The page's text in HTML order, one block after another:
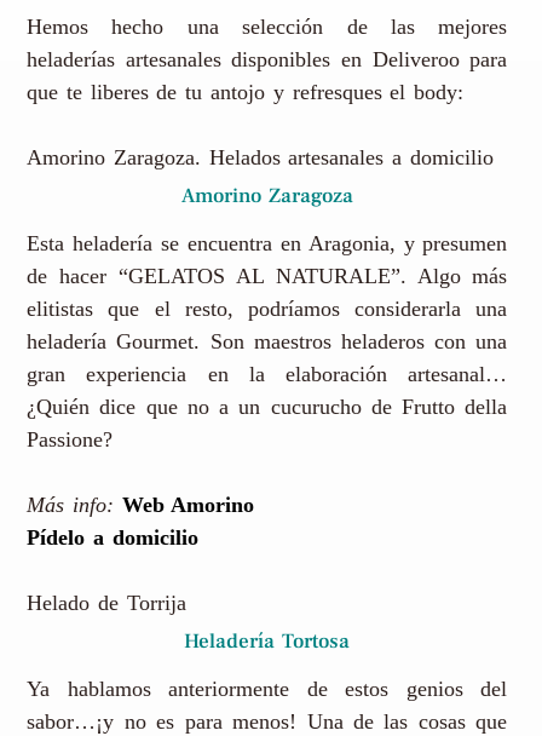
Hemos hecho una selección de las mejores
heladerías artesanales disponibles en Deliveroo para
que te liberes de tu antojo y refresques el body:
Amorino Zaragoza. Helados artesanales a domicilio
Amorino Zaragoza
Esta heladería se encuentra en Aragonia, y presumen
de hacer “GELATOS AL NATURALE”. Algo más
elitistas que el resto, podríamos considerarla una
heladería Gourmet. Son maestros heladeros con una
gran experiencia en la elaboración artesanal…
¿Quién dice que no a un cucurucho de Frutto della
Passione?
Más info: Web Amorino
Pídelo a domicilio
Helado de Torrija
Heladería Tortosa
Ya hablamos anteriormente de estos genios del
sabor…¡y no es para menos! Una de las cosas que